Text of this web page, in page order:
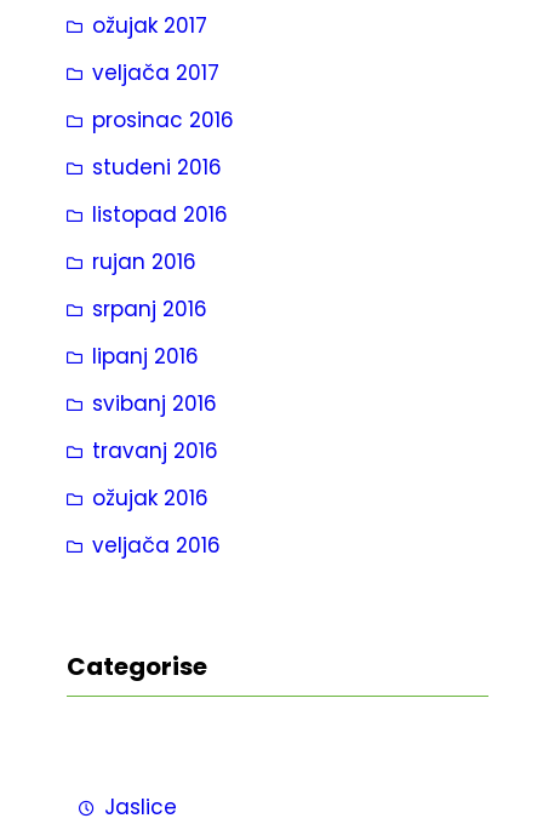
ožujak 2017
veljača 2017
prosinac 2016
studeni 2016
listopad 2016
rujan 2016
srpanj 2016
lipanj 2016
svibanj 2016
travanj 2016
ožujak 2016
veljača 2016
Categorise
Jaslice